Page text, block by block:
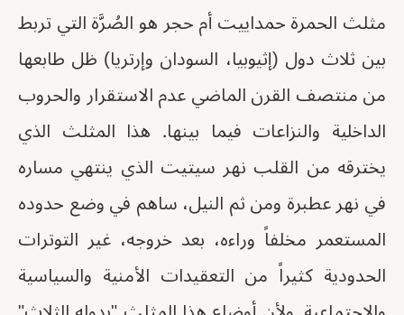
مثلث الحمرة حمداييت أم حجر هو الصُرَّة التي تربط
بين ثلاث دول (إثيوبيا، السودان وإرتريا) ظل طابعها
من منتصف القرن الماضي عدم الاستقرار والحروب
الداخلية والنزاعات فيما بينها. هذا المثلث الذي
يخترقه من القلب نهر سيتيت الذي ينتهي مساره
في نهر عطبرة ومن ثم النيل، ساهم في وضع حدوده
المستعمر مخلفاً وراءه، بعد خروجه، غير التوترات
الحدودية كثيراً من التعقيدات الأمنية والسياسية